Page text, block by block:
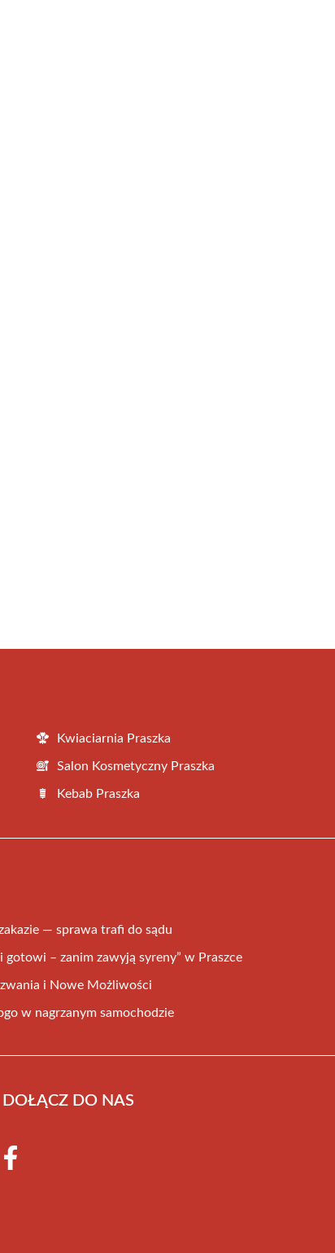
Kwiaciarnia Praszka
Salon Kosmetyczny Praszka
Kebab Praszka
— sprawa trafi do sądu
gotowi – zanim zawyją syreny” w Praszce
i Nowe Możliwości
w nagrzanym samochodzie
DOŁĄCZ DO NAS